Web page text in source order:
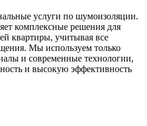
услуги по шумоизоляции.
комплексные решения для
квартиры, учитывая все
Мы используем только
и современные технологии,
и высокую эффективность